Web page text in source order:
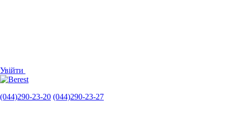
Увійти
(044)290-23-20 (044)290-23-27